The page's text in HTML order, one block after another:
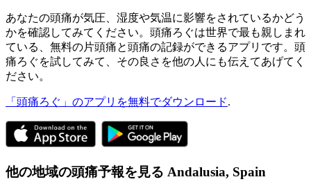
あなたの頭痛が気圧、湿度や気温に影響をされているかどう
かを確認してみてください。頭痛ろぐは世界で最も親しまれ
ている、無料の片頭痛と頭痛の記録ができるアプリです。頭
痛ろぐを試してみて、その良さを他の人にも伝えてあげてく
ださい。
「頭痛ろぐ」のアプリを無料でダウンロード.
他の地域の頭痛予報を見る Andalusia, Spain